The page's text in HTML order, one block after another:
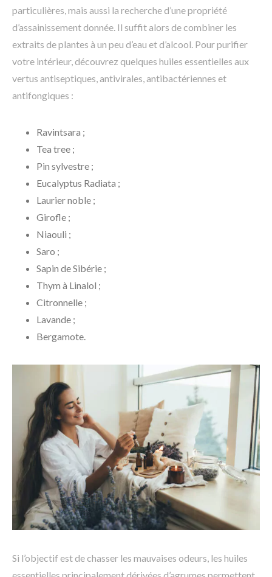
particulières, mais aussi la recherche d’une propriété
d’assainissement donnée. Il suffit alors de combiner les
extraits de plantes à un peu d’eau et d’alcool. Pour purifier
votre intérieur, découvrez quelques huiles essentielles aux
vertus antiseptiques, antivirales, antibactériennes et
antifongiques :
Ravintsara ;
Tea tree ;
Pin sylvestre ;
Eucalyptus Radiata ;
Laurier noble ;
Girofle ;
Niaouli ;
Saro ;
Sapin de Sibérie ;
Thym à Linalol ;
Citronnelle ;
Lavande ;
Bergamote.
Si l’objectif est de chasser les mauvaises odeurs, les huiles